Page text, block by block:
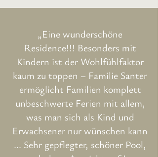
„Eine wunderschöne
Residence!!! Besonders mit
Kindern ist der Wohlfühlfaktor
kaum zu toppen – Familie Santer
ermöglicht Familien komplett
unbeschwerte Ferien mit allem,
was man sich als Kind und
Erwachsener nur wünschen kann
... Sehr gepflegter, schöner Pool,